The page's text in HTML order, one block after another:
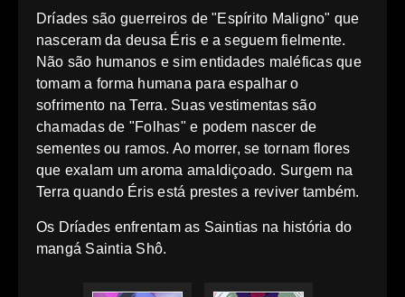
Dríades são guerreiros de "Espírito Maligno" que
nasceram da deusa Éris e a seguem fielmente.
Não são humanos e sim entidades maléficas que
tomam a forma humana para espalhar o
sofrimento na Terra. Suas vestimentas são
chamadas de "Folhas" e podem nascer de
sementes ou ramos. Ao morrer, se tornam flores
que exalam um aroma amaldiçoado. Surgem na
Terra quando Éris está prestes a reviver também.
Os Dríades enfrentam as Saintias na história do
mangá Saintia Shô.